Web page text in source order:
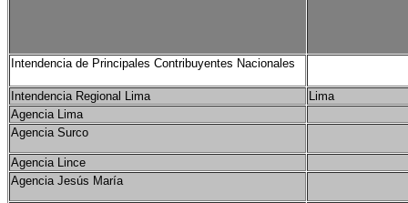
Intendencia de Principales Contribuyentes Nacionales
Intendencia Regional Lima
Lima
Agencia Lima
Agencia Surco
Agencia Lince
Agencia Jesús María